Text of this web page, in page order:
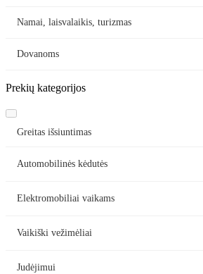
Namai, laisvalaikis, turizmas
Dovanoms
Prekių kategorijos
Greitas išsiuntimas
Automobilinės kėdutės
Elektromobiliai vaikams
Vaikiški vežimėliai
Judėjimui